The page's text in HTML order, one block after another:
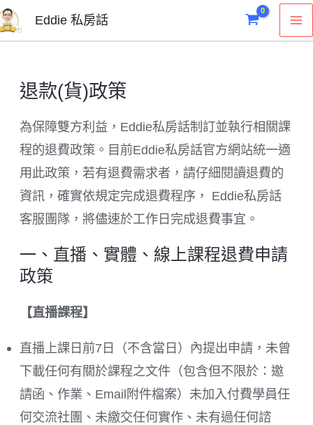
跳
至
Eddie 私房話
退款(貨)政策
為保障雙方利益，Eddie私房話制訂並執行相關課
程的退費政策。目前Eddie私房話官方網站統一適
用此政策，若有退費需求者，請仔細閱讀退費的
資訊，確實依規定完成退費程序， Eddie私房話
客服團隊，將儘速於工作日完成退費事宜。
一、直播、實體、線上課程退費申請
政策
【直播課程】
直播上課日前7日（不含當日）內提出申請，未曾
下載任何有關於課程之文件（包含但不限於：邀
請函、作業、Email附件檔案）未加入付費學員任
何交流社團、未繳交任何實作、未有過任何諮